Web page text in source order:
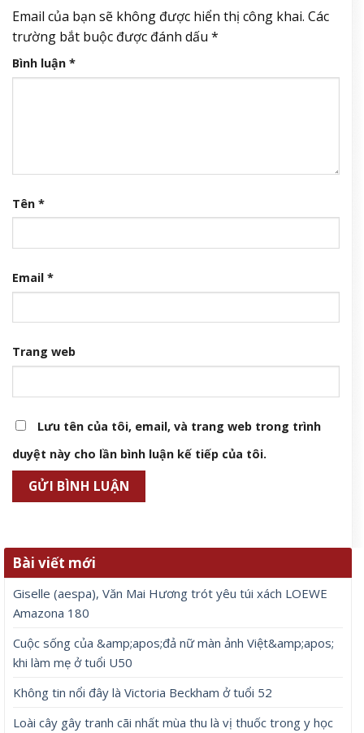
Email của bạn sẽ không được hiển thị công khai. Các
trường bắt buộc được đánh dấu *
Bình luận *
Tên *
Email *
Trang web
Lưu tên của tôi, email, và trang web trong trình
duyệt này cho lần bình luận kế tiếp của tôi.
Bài viết mới
Giselle (aespa), Văn Mai Hương trót yêu túi xách LOEWE
Amazona 180
Cuộc sống của &amp;apos;đả nữ màn ảnh Việt&amp;apos;
khi làm mẹ ở tuổi U50
Không tin nổi đây là Victoria Beckham ở tuổi 52
Loài cây gây tranh cãi nhất mùa thu là vị thuốc trong y học